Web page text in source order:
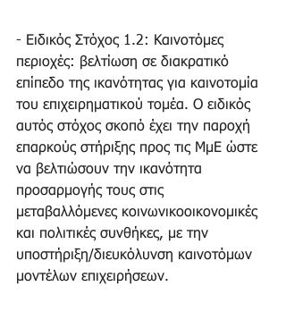
- Ειδικός Στόχος 1.2: Καινοτόμες
περιοχές: βελτίωση σε διακρατικό
επίπεδο της ικανότητας για καινοτομία
του επιχειρηματικού τομέα. Ο ειδικός
αυτός στόχος σκοπό έχει την παροχή
επαρκούς στήριξης προς τις ΜμΕ ώστε
να βελτιώσουν την ικανότητα
προσαρμογής τους στις
μεταβαλλόμενες κοινωνικοοικονομικές
και πολιτικές συνθήκες, με την
υποστήριξη/διευκόλυνση καινοτόμων
μοντέλων επιχειρήσεων.